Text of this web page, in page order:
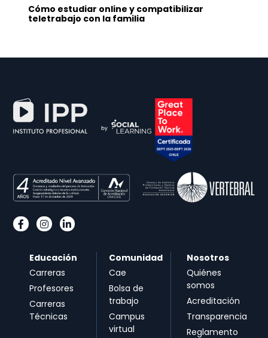
Cómo estudiar online y compatibilizar
teletrabajo con la familia
Educación
Carreras
Profesores
Carreras
Técnicas
Comunidad
Cae
Bolsa de
trabajo
Campus
virtual
Nosotros
Quiénes
somos
Acreditación
Transparencia
Reglamento